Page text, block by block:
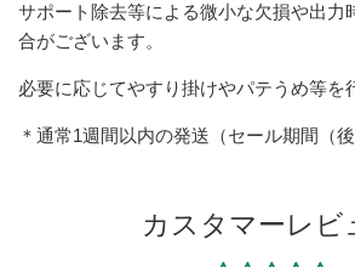
サポート除去等による微小な欠損や出力
合がございます。
必要に応じてやすり掛けやパテうめ等を
＊通常1週間以内の発送（セール期間（
カスタマーレビ